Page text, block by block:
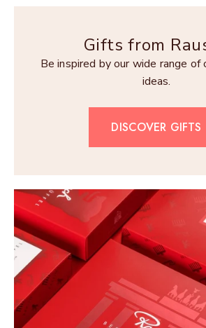
Gifts from
Be inspired by our wide range
ideas.
DISCOVER GIFTS